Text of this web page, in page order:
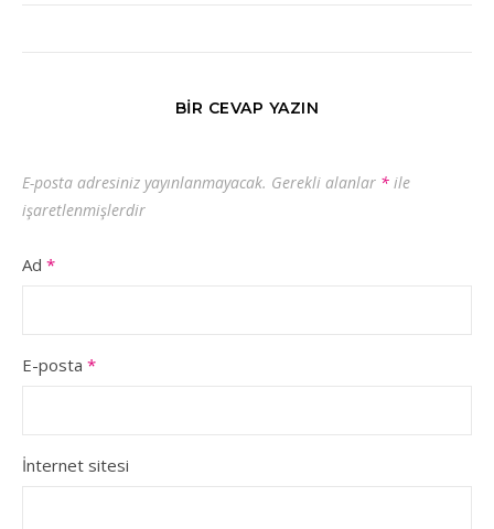
BIR CEVAP YAZIN
E-posta adresiniz yayınlanmayacak. Gerekli alanlar * ile
işaretlenmişlerdir
Ad *
E-posta *
İnternet sitesi